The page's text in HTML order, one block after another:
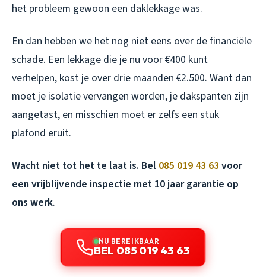
het probleem gewoon een daklekkage was.
En dan hebben we het nog niet eens over de financiële
schade. Een lekkage die je nu voor €400 kunt
verhelpen, kost je over drie maanden €2.500. Want dan
moet je isolatie vervangen worden, je dakspanten zijn
aangetast, en misschien moet er zelfs een stuk
plafond eruit.
Wacht niet tot het te laat is. Bel 085 019 43 63 voor
een vrijblijvende inspectie met 10 jaar garantie op
ons werk.
NU BEREIKBAAR
BEL 085 019 43 63